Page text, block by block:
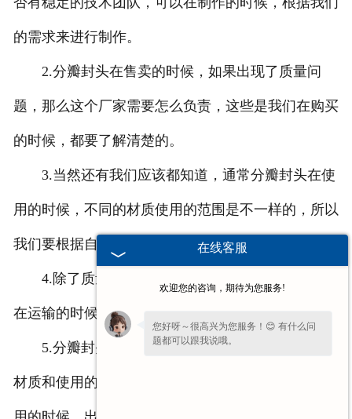
的需求来进行制作。
2.分瓣封头在售卖的时候，如果出现了质量问
题，那么这个厂家需要怎么负责，这些是我们在购买
的时候，都要了解清楚的。
3.当然还有我们应该都知道，通常分瓣封头在使
用的时候，不同的材质使用的范围是不一样的，所以
我们要根据自身的需求选择合适的材质。
4.除了质量上的问题，我们还要注意，分瓣封头
在运输的时候，一些防护，这样能减少划伤等问题。
5.分瓣封头在进行焊接的时候，也要注意，根据
材质和使用的环境，选择合适的焊接方式，减少在使
在线客服
欢迎您的咨询，期待为您服务!
您好呀～很高兴为您服务！😊 有什么问
题都可以跟我说哦。